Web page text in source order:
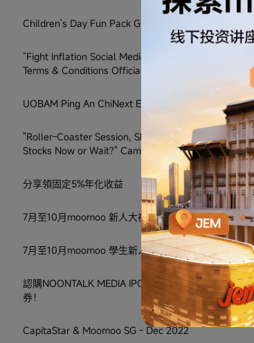
Children's Day Fun Pack Giveaway
“Fight Inflation Social Media Giveaway”
Terms & Conditions Official
UOBAM Ping An ChiNext ETF 活動
"Roller-Coaster Session, Should I Buy US
Stocks Now or Wait?" Campaign T&Cs
分享領固定5%年化收益
7月至10月moomoo 新人大禮包
7月至10月moomoo 學生新人大禮包
認購NOONTALK MEDIA IPO，必得現金
券！
CapitaStar & Moomoo SG - Dec 2022